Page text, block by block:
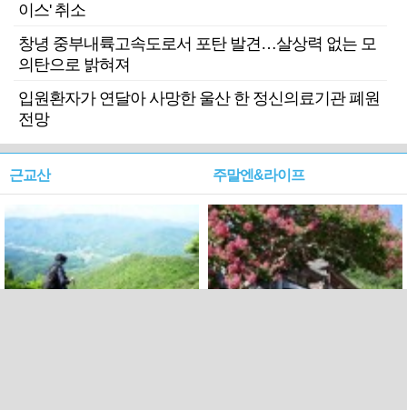
이스' 취소
창녕 중부내륙고속도로서 포탄 발견…살상력 없는 모
의탄으로 밝혀져
입원환자가 연달아 사망한 울산 한 정신의료기관 폐원
전망
근교산 주말엔&라이프